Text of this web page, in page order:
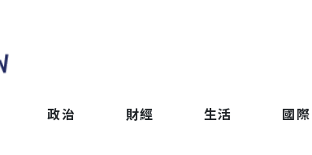
政治 財經 生活 國際